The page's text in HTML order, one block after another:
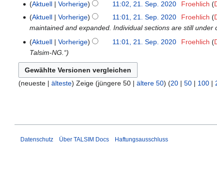
g
g
s
u
n
s
s
u
n
g
a
s
s
u
n
g
a
m
m
n
f
a
s
s
a
m
m
e
f
a
n
u
s
a
m
m
e
n
f
u
t
u
n
g
s
u
s
e
b
e
i
t
u
n
g
s
a
m
b
i
t
n
g
a
Aktuell
Vorherige 11:02, 21. Sep. 2020 Froehlich
Aktuell
Vorherige 11:01, 21. Sep. 2020 Froehlich
maintained and expanded. Individual sections are still under
Aktuell
Vorherige 11:01, 21. Sep. 2020 Froehlich
Talsim-NG.“
(neueste | älteste) Zeige (jüngere 50 | ältere 50) (20 | 50 | 100 |
Datenschutz Über TALSIM Docs Haftungsausschluss